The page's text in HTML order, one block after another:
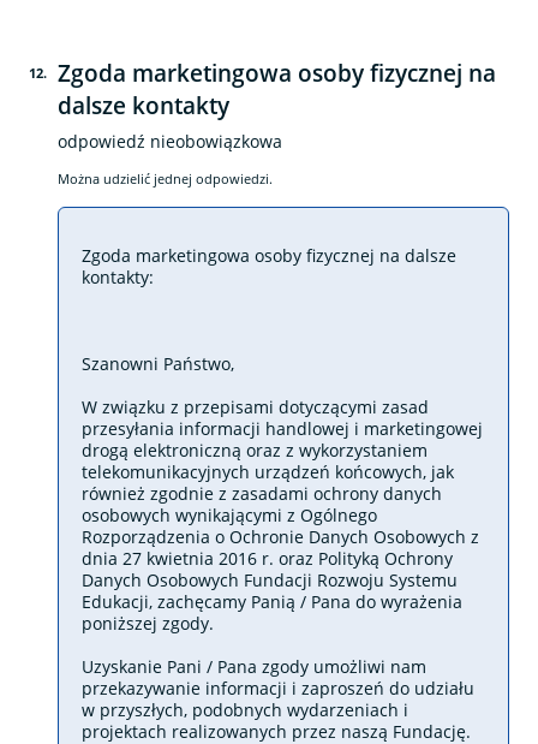
12.
Zgoda marketingowa osoby fizycznej na
dalsze kontakty
odpowiedź nieobowiązkowa
Można udzielić jednej odpowiedzi.
Zgoda marketingowa osoby fizycznej na dalsze
kontakty:
Szanowni Państwo,
W związku z przepisami dotyczącymi zasad
przesyłania informacji handlowej i marketingowej
drogą elektroniczną oraz z wykorzystaniem
telekomunikacyjnych urządzeń końcowych, jak
również zgodnie z zasadami ochrony danych
osobowych wynikającymi z Ogólnego
Rozporządzenia o Ochronie Danych Osobowych z
dnia 27 kwietnia 2016 r. oraz Polityką Ochrony
Danych Osobowych Fundacji Rozwoju Systemu
Edukacji, zachęcamy Panią / Pana do wyrażenia
poniższej zgody.
Uzyskanie Pani / Pana zgody umożliwi nam
przekazywanie informacji i zaproszeń do udziału
w przyszłych, podobnych wydarzeniach i
projektach realizowanych przez naszą Fundację.